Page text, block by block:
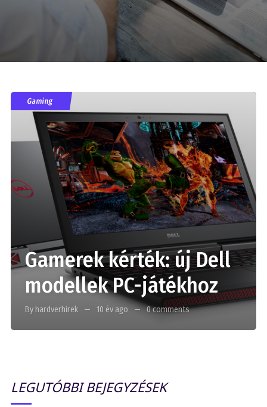
Gaming
Gamerek kérték: új Dell
modellek PC-játékhoz
By hardverhirek 10 év ago 0 comments
LEGUTÓBBI BEJEGYZÉSEK